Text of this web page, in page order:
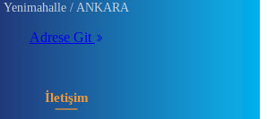
Yenimahalle / ANKARA
Adrese Git
İletişim